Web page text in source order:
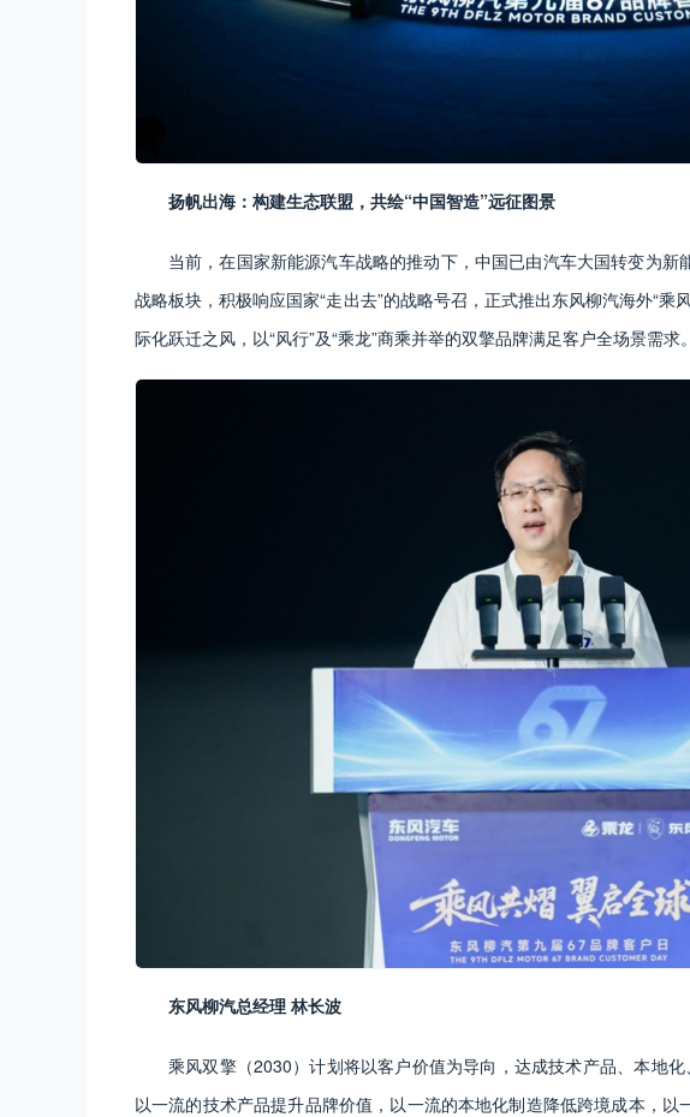
扬帆出海：构建生态联盟，共绘“中国智造”远征图景
当前，在国家新能源汽车战略的推动下，中国已由汽车大国转变为
战略板块，积极响应国家“走出去”的战略号召，正式推出东风柳汽海外“
际化跃迁之风，以“风行”及“乘龙”商乘并举的双擎品牌满足客户全场景需求。
东风柳汽总经理 林长波
乘风双擎（2030）计划将以客户价值为导向，达成技术产品、本地化
以一流的技术产品提升品牌价值，以一流的本地化制造降低跨境成本，